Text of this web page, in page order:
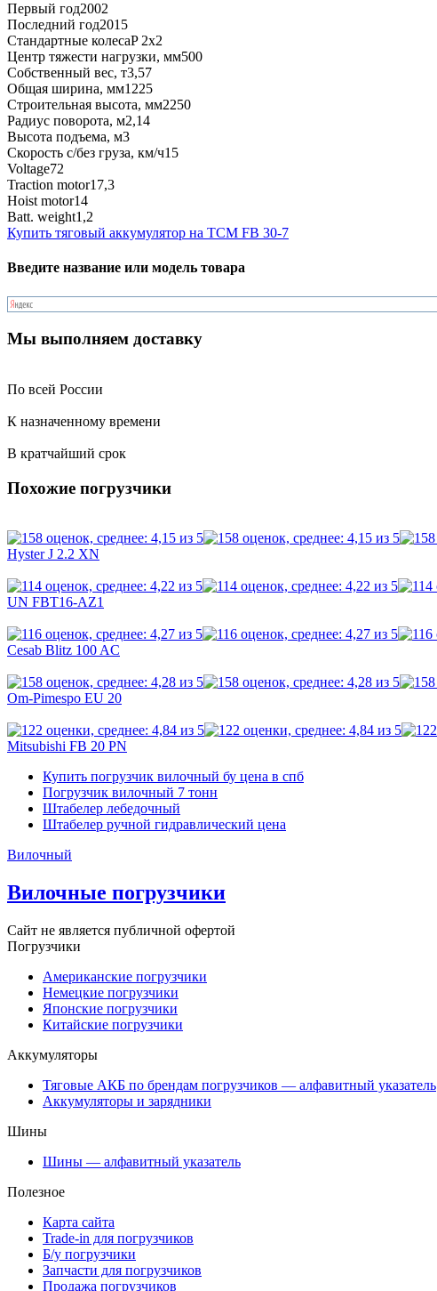
Первый год2002
Последний год2015
Стандартные колесаP 2x2
Центр тяжести нагрузки, мм500
Собственный вес, т3,57
Общая ширина, мм1225
Строительная высота, мм2250
Радиус поворота, м2,14
Высота подъема, м3
Скорость с/без груза, км/ч15
Voltage72
Traction motor17,3
Hoist motor14
Batt. weight1,2
Купить тяговый аккумулятор на TCM FB 30-7
Введите название или модель товара
Мы выполняем доставку
По всей России
К назначенному времени
В кратчайший срок
Похожие погрузчики
Hyster J 2.2 XN
UN FBT16-AZ1
Cesab Blitz 100 AC
Om-Pimespo EU 20
Mitsubishi FB 20 PN
Купить погрузчик вилочный бу цена в спб
Погрузчик вилочный 7 тонн
Штабелер лебедочный
Штабелер ручной гидравлический цена
Вилочный
Вилочные погрузчики
Сайт не является публичной офертой
Погрузчики
Американские погрузчики
Немецкие погрузчики
Японские погрузчики
Китайские погрузчики
Аккумуляторы
Тяговые АКБ по брендам погрузчиков — алфавитный указатель
Аккумуляторы и зарядники
Шины
Шины — алфавитный указатель
Полезное
Карта сайта
Trade-in для погрузчиков
Б/у погрузчики
Запчасти для погрузчиков
Продажа погрузчиков